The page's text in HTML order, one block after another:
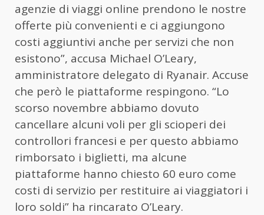
agenzie di viaggi online prendono le nostre
offerte più convenienti e ci aggiungono
costi aggiuntivi anche per servizi che non
esistono”, accusa Michael O’Leary,
amministratore delegato di Ryanair. Accuse
che però le piattaforme respingono. “Lo
scorso novembre abbiamo dovuto
cancellare alcuni voli per gli scioperi dei
controllori francesi e per questo abbiamo
rimborsato i biglietti, ma alcune
piattaforme hanno chiesto 60 euro come
costi di servizio per restituire ai viaggiatori i
loro soldi” ha rincarato O’Leary.